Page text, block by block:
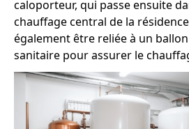
caloporteur, qui passe ensuite
chauffage central de la
également être reliée à un
sanitaire pour assurer le